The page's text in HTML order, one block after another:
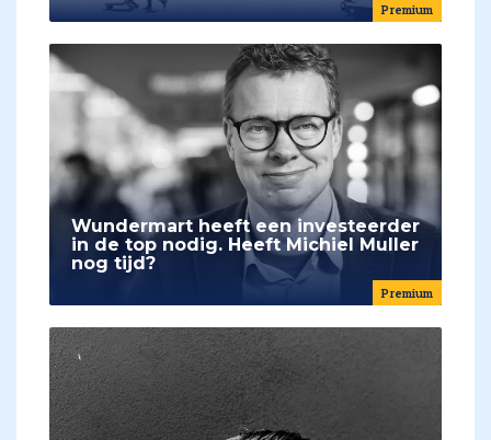
Premium
Premium
Wundermart heeft een investeerder
in de top nodig. Heeft Michiel Muller
nog tijd?